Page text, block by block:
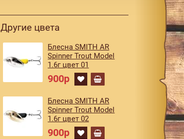
Другие цвета
Блесна SMITH AR
Spinner Trout Model
1.6г цвет 01
900р
Блесна SMITH AR
Spinner Trout Model
1.6г цвет 02
900р